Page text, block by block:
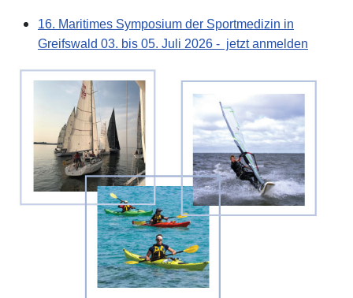
16. Maritimes Symposium der Sportmedizin in
Greifswald 03. bis 05. Juli 2026 - jetzt anmelden